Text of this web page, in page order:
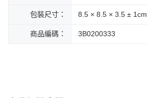
包裝尺寸： 8.5 × 8.5 × 3.5 ± 1cm
商品編碼： 3B0200333